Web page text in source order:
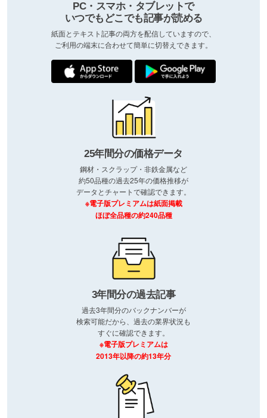
PC・スマホ・タブレットで
いつでもどこでも記事が読める
紙面とテキスト記事の両方を配信していますので、
ご利用の端末に合わせて簡単に切替えできます。
25年間分の価格データ
鋼材・スクラップ・非鉄金属など
約50品種の過去25年の価格推移が
データとチャートで確認できます。
※電子版プレミアムは紙面掲載
ほぼ全品種の約240品種
3年間分の過去記事
過去3年間分のバックナンバーが
検索可能だから、過去の業界状況も
すぐに確認できます。
※電子版プレミアムは
2013年以降の約13年分